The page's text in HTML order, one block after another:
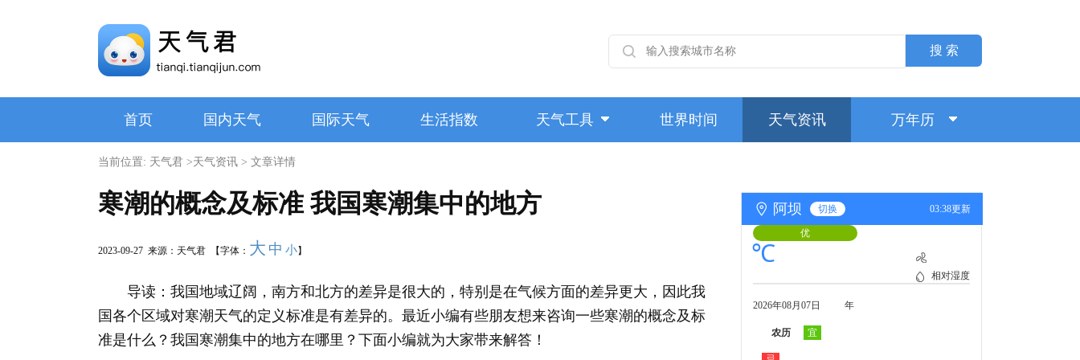
搜 索
首页 国内天气 国际天气 生活指数 天气工具 世界时间 天气资讯 万年历
当前位置: 天气君 >天气资讯 > 文章详情
寒潮的概念及标准 我国寒潮集中的地方
2023-09-27 来源：天气君 【字体： 大 中 小】
导读：我国地域辽阔，南方和北方的差异是很大的，特别是在气候方面的差异更大，因此我
国各个区域对寒潮天气的定义标准是有差异的。最近小编有些朋友想来咨询一些寒潮的概念及标
准是什么？我国寒潮集中的地方在哪里？下面小编就为大家带来解答！
阿坝 切换 03:38更新
℃
优
相对湿度
2026年08月07日 年
农历 宜